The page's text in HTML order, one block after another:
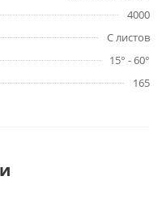
4000
С листов
15° - 60°
165